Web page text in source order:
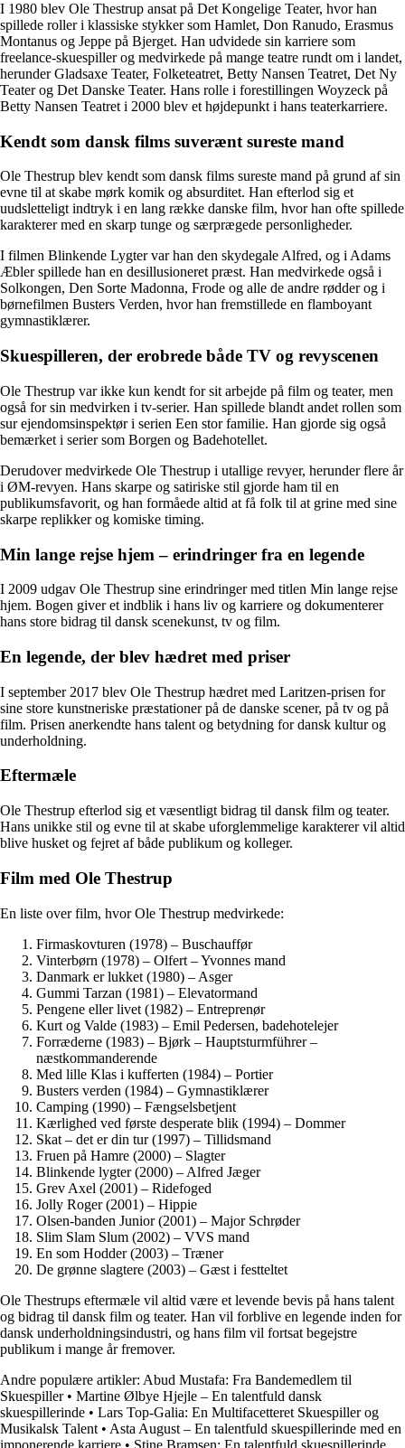
I 1980 blev Ole Thestrup ansat på Det Kongelige Teater, hvor han
spillede roller i klassiske stykker som Hamlet, Don Ranudo, Erasmus
Montanus og Jeppe på Bjerget. Han udvidede sin karriere som
freelance-skuespiller og medvirkede på mange teatre rundt om i landet,
herunder Gladsaxe Teater, Folketeatret, Betty Nansen Teatret, Det Ny
Teater og Det Danske Teater. Hans rolle i forestillingen Woyzeck på
Betty Nansen Teatret i 2000 blev et højdepunkt i hans teaterkarriere.
Kendt som dansk films suverænt sureste mand
Ole Thestrup blev kendt som dansk films sureste mand på grund af sin
evne til at skabe mørk komik og absurditet. Han efterlod sig et
uudsletteligt indtryk i en lang række danske film, hvor han ofte spillede
karakterer med en skarp tunge og særprægede personligheder.
I filmen Blinkende Lygter var han den skydegale Alfred, og i Adams
Æbler spillede han en desillusioneret præst. Han medvirkede også i
Solkongen, Den Sorte Madonna, Frode og alle de andre rødder og i
børnefilmen Busters Verden, hvor han fremstillede en flamboyant
gymnastiklærer.
Skuespilleren, der erobrede både TV og revyscenen
Ole Thestrup var ikke kun kendt for sit arbejde på film og teater, men
også for sin medvirken i tv-serier. Han spillede blandt andet rollen som
sur ejendomsinspektør i serien Een stor familie. Han gjorde sig også
bemærket i serier som Borgen og Badehotellet.
Derudover medvirkede Ole Thestrup i utallige revyer, herunder flere år
i ØM-revyen. Hans skarpe og satiriske stil gjorde ham til en
publikumsfavorit, og han formåede altid at få folk til at grine med sine
skarpe replikker og komiske timing.
Min lange rejse hjem – erindringer fra en legende
I 2009 udgav Ole Thestrup sine erindringer med titlen Min lange rejse
hjem. Bogen giver et indblik i hans liv og karriere og dokumenterer
hans store bidrag til dansk scenekunst, tv og film.
En legende, der blev hædret med priser
I september 2017 blev Ole Thestrup hædret med Laritzen-prisen for
sine store kunstneriske præstationer på de danske scener, på tv og på
film. Prisen anerkendte hans talent og betydning for dansk kultur og
underholdning.
Eftermæle
Ole Thestrup efterlod sig et væsentligt bidrag til dansk film og teater.
Hans unikke stil og evne til at skabe uforglemmelige karakterer vil altid
blive husket og fejret af både publikum og kolleger.
Film med Ole Thestrup
En liste over film, hvor Ole Thestrup medvirkede:
Firmaskovturen (1978) – Buschauffør
Vinterbørn (1978) – Olfert – Yvonnes mand
Danmark er lukket (1980) – Asger
Gummi Tarzan (1981) – Elevatormand
Pengene eller livet (1982) – Entreprenør
Kurt og Valde (1983) – Emil Pedersen, badehotelejer
Forræderne (1983) – Bjørk – Hauptsturmführer –
næstkommanderende
Med lille Klas i kufferten (1984) – Portier
Busters verden (1984) – Gymnastiklærer
Camping (1990) – Fængselsbetjent
Kærlighed ved første desperate blik (1994) – Dommer
Skat – det er din tur (1997) – Tillidsmand
Fruen på Hamre (2000) – Slagter
Blinkende lygter (2000) – Alfred Jæger
Grev Axel (2001) – Ridefoged
Jolly Roger (2001) – Hippie
Olsen-banden Junior (2001) – Major Schrøder
Slim Slam Slum (2002) – VVS mand
En som Hodder (2003) – Træner
De grønne slagtere (2003) – Gæst i festteltet
Ole Thestrups eftermæle vil altid være et levende bevis på hans talent
og bidrag til dansk film og teater. Han vil forblive en legende inden for
dansk underholdningsindustri, og hans film vil fortsat begejstre
publikum i mange år fremover.
Andre populære artikler: Abud Mustafa: Fra Bandemedlem til
Skuespiller• Martine Ølbye Hjejle – En talentfuld dansk
skuespillerinde • Lars Top-Galia: En Multifacetteret Skuespiller og
Musikalsk Talent • Asta August – En talentfuld skuespillerinde med en
imponerende karriere • Stine Bramsen: En talentfuld skuespillerinde